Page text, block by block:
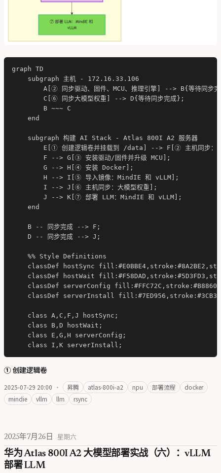
graph TD
    subgraph 主机 - 172.16.33.106
A[② 同步驱动、固件、MCU、推理引擎] --> B{等待同步
        C[⑥ 同步大模型权重] --> D{等待同步完成};
        B ~~~ C
    end
    subgraph 构建 AI Stack - Atlas 800I A2 服务器
E[① 创建逻辑卷并挂载到 /data] --> F[② 主机同步：
        F --> G[③ 安装驱动/固件并升级 MCU];
        G --> H[④ 安装 Docker];
        H --> I[⑤ 导入镜像：MindIE 和 vLLM];
        I --> J[⑥ 主机同步：大模型权重];
        J --> K[⑦ 部署 LLM：MindIE 和 vLLM];
    end
    B -- 同步完成 --> F;
    D -- 同步完成 --> J;
    %% Style Definitions
classDef hostSync
classDef hostWait
classDef serverConfig
classDef serverInstall
    class A,C,F,J hostSync;
    class B,D hostWait;
    class E,G,H serverConfig;
① 创建逻辑卷
2025-07-29 20:00 · 昇腾 atlas-800i-a2 npu 部署流程
docker
mindie
vllm llm rsync
2025年7月26日 星期六
华为 Atlas 800I A2 大模型部署实战（六）：vLLM
部署 LLM